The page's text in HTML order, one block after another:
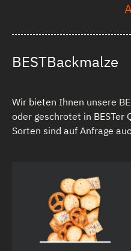
BESTBackmalze
Wir bieten Ihnen unsere
oder geschrotet in BESTer
Sorten sind auf Anfrage